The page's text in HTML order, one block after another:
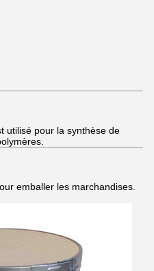
utilisé pour la synthèse de
emballer les marchandises.